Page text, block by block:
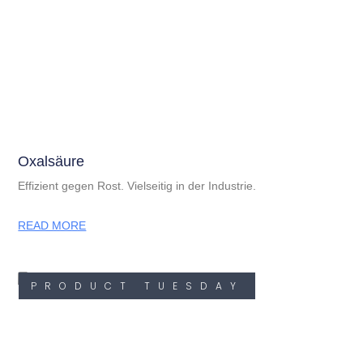
Oxalsäure
Effizient gegen Rost. Vielseitig in der Industrie.
READ MORE
PRODUCT TUESDAY